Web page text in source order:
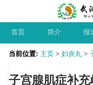
首页 简介 报
当前位置: 主页> 妇炎丸>
子宫腺肌症补